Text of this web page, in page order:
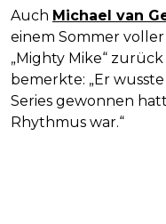
Auch Michael van
einem Sommer
„Mighty Mike“
bemerkte: „Er
Series gewonnen
Rhythmus war.“